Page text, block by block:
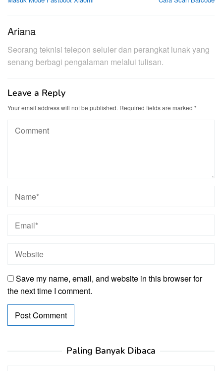
navigation
Ariana
Seorang teknisi telepon seluler dan perangkat lunak yang
senang berbagi pengalaman melalui tulisan.
Leave a Reply
Your email address will not be published. Required fields are marked *
Save my name, email, and website in this browser for
the next time I comment.
Paling Banyak Dibaca